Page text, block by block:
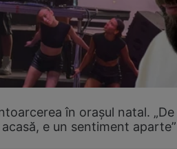
în orașul natal. „De
e un sentiment aparte”